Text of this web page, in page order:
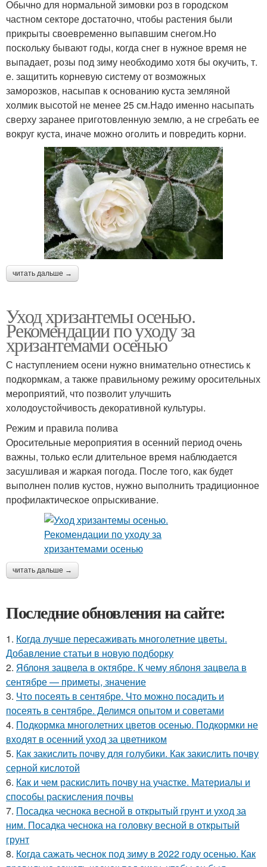
Обычно для нормальной зимовки роз в городском
частном секторе достаточно, чтобы растения были
прикрыты своевременно выпавшим снегом.Но
поскольку бывают годы, когда снег в нужное время не
выпадает, розы под зиму необходимо хотя бы окучить, т.
е. защитить корневую систему от возможных
заморозков, насыпав к основанию куста земляной
холмик высотой не менее 25 см.Надо именно насыпать
сверху заранее приготовленную землю, а не сгребать ее
вокруг куста, иначе можно оголить и повредить корни.
читать дальше →
Уход хризантемы осенью.
Рекомендации по уходу за
хризантемами осенью
С наступлением осени нужно внимательно отнестись к
подкормкам, а также правильному режиму оросительных
мероприятий, что позволит улучшить
холодоустойчивость декоративной культуры.
Режим и правила полива
Оросительные мероприятия в осенний период очень
важны, только если длительное время наблюдается
засушливая и жаркая погода. После того, как будет
выполнен полив кустов, нужно выполнить традиционное
профилактическое опрыскивание.
читать дальше →
Последние обновления на сайте:
1. Когда лучше пересаживать многолетние цветы.
Добавление статьи в новую подборку
2. Яблоня зацвела в октябре. К чему яблоня зацвела в
сентябре — приметы, значение
3. Что посеять в сентябре. Что можно посадить и
посеять в сентябре. Делимся опытом и советами
4. Подкормка многолетних цветов осенью. Подкормки не
входят в осенний уход за цветником
5. Как закислить почву для голубики. Как закислить почву
серной кислотой
6. Как и чем раскислить почву на участке. Материалы и
способы раскисления почвы
7. Посадка чеснока весной в открытый грунт и уход за
ним. Посадка чеснока на головку весной в открытый
грунт
8. Когда сажать чеснок под зиму в 2022 году осенью. Как